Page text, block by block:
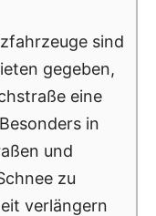
sind
gegeben,
eine
in
und
zu
verlängern